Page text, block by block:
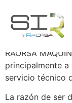
RAORSA
principalmente
servicio técnico
La razón de ser